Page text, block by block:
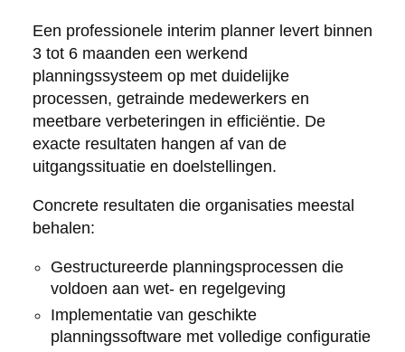
Een professionele interim planner levert binnen
3 tot 6 maanden een werkend
planningssysteem op met duidelijke
processen, getrainde medewerkers en
meetbare verbeteringen in efficiëntie. De
exacte resultaten hangen af van de
uitgangssituatie en doelstellingen.
Concrete resultaten die organisaties meestal
behalen:
Gestructureerde planningsprocessen die
voldoen aan wet- en regelgeving
Implementatie van geschikte
planningssoftware met volledige configuratie